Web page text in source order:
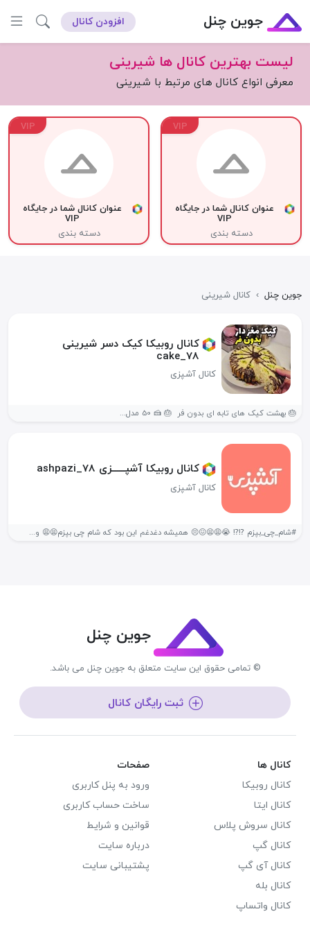
جوین چنل افزودن کانال
لیست بهترین کانال ها شیرینی
معرفی انواع کانال های مرتبط با شیرینی
VIP
عنوان کانال شما در جایگاه
VIP
دسته بندی
VIP
عنوان کانال شما در جایگاه
VIP
دسته بندی
جوین چنل › کانال شیرینی
کانال روبیکا کیک دسر شیرینی
cake_78
کانال آشپزی
🎂 بهشت کیک های تابه ای بدون فر 🎂 🍰 50 مدل...
کانال روبیکا آشپــــــزی ashpazi_78
کانال آشپزی
#شام_چی_بپزم ⁉️⁉️ 😭😩😫😖😣 همیشه دغدغم این بود که شام چی بپزم😫😩 و...
جوین چنل
© تمامی حقوق این سایت متعلق به جوین چنل می باشد.
ثبت رایگان کانال
کانال ها
کانال روبیکا
کانال ایتا
کانال سروش پلاس
کانال گپ
کانال آی گپ
کانال بله
کانال واتساپ
صفحات
ورود به پنل کاربری
ساخت حساب کاربری
قوانین و شرایط
درباره سایت
پشتیبانی سایت